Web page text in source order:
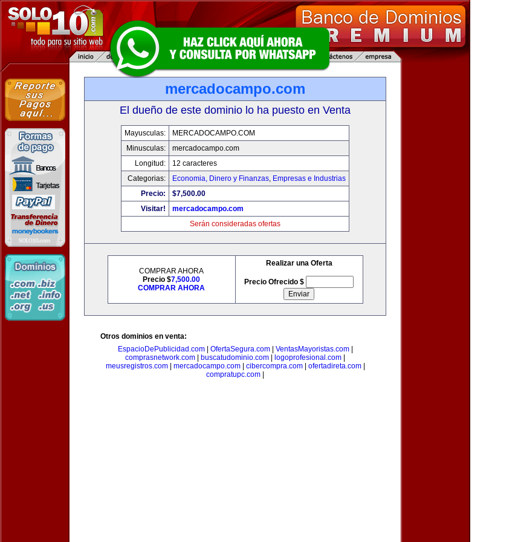
mercadocampo.com
El dueño de este dominio lo ha puesto en Venta
Mayusculas:
MERCADOCAMPO.COM
Minusculas:
mercadocampo.com
Longitud:
12 caracteres
Categorias:
Economia, Dinero y Finanzas, Empresas e Industrias
Precio:
$7,500.00
Visitar!
mercadocampo.com
Serán consideradas ofertas
COMPRAR AHORA
Precio $7,500.00
COMPRAR AHORA
Realizar una Oferta
Precio Ofrecido $
Otros dominios en venta:
EspacioDePublicidad.com| OfertaSegura.com| VentasMayoristas.com|
comprasnetwork.com
buscatudominio.com logoprofesional.com
meusregistros.com| mercadocampo.com| cibercompra.com| ofertadireta.com|
compratupc.com